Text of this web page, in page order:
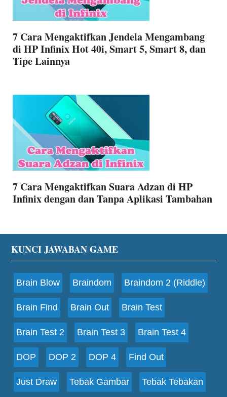
7 Cara Mengaktifkan Jendela Mengambang
di HP Infinix Hot 40i, Smart 5, Smart 8, dan
Tipe Lainnya
7 Cara Mengaktifkan Suara Adzan di HP
Infinix dengan dan Tanpa Aplikasi Tambahan
Footer
KUNCI JAWABAN GAME
Brain Blow Braindom Braindom 2 (Riddle)
Brain Find Brain Out Brain Test
Brain Test 2 Brain Test 3 Brain Test 4
DOP DOP 2 DOP 4 Find Out
Just Draw Tebak Gambar Tebak Tebakan